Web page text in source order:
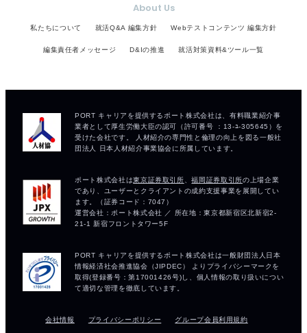
About Us
私たちについて 就活Q&A 編集方針 Webテストコンテンツ 編集方針
編集責任者メッセージ D&Iの推進 就活対策資料&ツール一覧
会社情報 プライバシーポリシー グループ会員利用規約